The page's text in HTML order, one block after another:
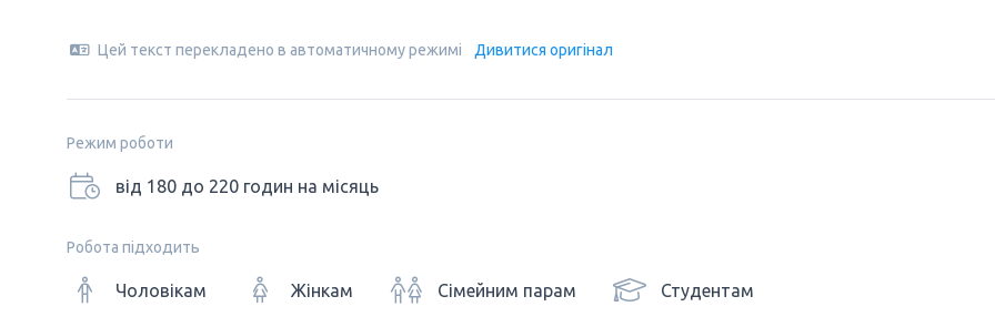
Цей текст перекладено в автоматичному режимі Дивитися оригінал
Режим роботи
від 180 до 220 годин на місяць
Робота підходить
Чоловікам Жінкам Сімейним парам Студентам